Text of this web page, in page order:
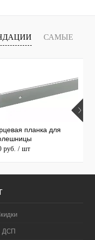
САМЫЕ
планка для
руб. / шт
ДСП